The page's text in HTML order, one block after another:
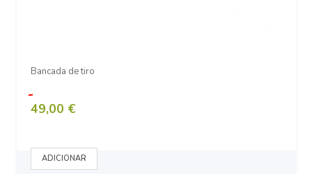
Bancada de tiro
49,00 €